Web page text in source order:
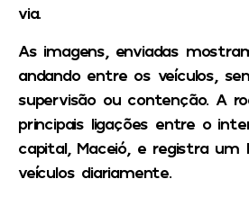
via.
As imagens, enviadas
andando entre os veículos,
supervisão ou contenção. A
principais ligações entre o
capital, Maceió, e registra
veículos diariamente.